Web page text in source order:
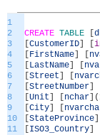
1
2
3
4
5
6
7
8
9
10
11
CREATE TABLE
CustomerID
FirstName
LastName
Street
StreetNumber
Unit nchar (
City
StateProvince
ISO3_Country